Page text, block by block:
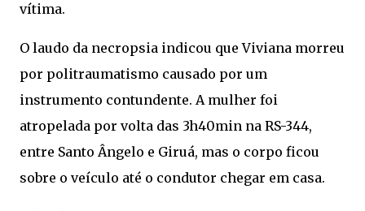
vítima.
O laudo da necropsia indicou que Viviana morreu
por politraumatismo causado por um
instrumento contundente. A mulher foi
atropelada por volta das 3h40min na RS-344,
entre Santo Ângelo e Giruá, mas o corpo ficou
sobre o veículo até o condutor chegar em casa.